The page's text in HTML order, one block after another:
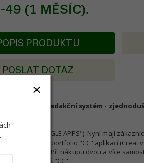
49 (1 MĚSÍC).
PRODUKTU
POSLAT DOTAZ
aplikace pro redakční systém -
APLIKACE ("SINGLE APPS"). Nyní mají
na 1 rok na celé portfolio "CC" aplikací
cenu. Při nákupu dvou a více
programů "CC".
.